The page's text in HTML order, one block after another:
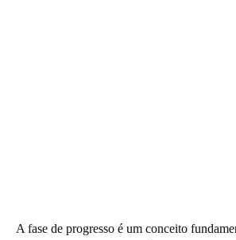
A fase de progresso é um conceito